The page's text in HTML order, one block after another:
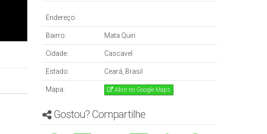
Endereço:
Bairro: Mata Quiri
Cidade: Cascavel
Estado: Ceará, Brasil
Mapa: Abrir no Google Maps
Gostou? Compartilhe